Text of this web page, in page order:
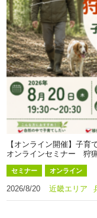
【オンライン開催】子
オンラインセミナー 狩
セミナー オンライン
2026/8/20 近畿エリア